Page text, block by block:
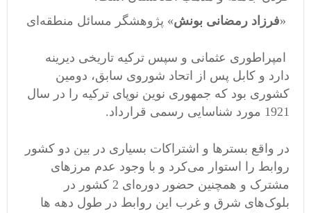
«فرزاد رمضانی بونش» پژوهشگر مسائل منطقه‌ای
امپراطوری عثمانی و سپس ترکیه تاریخی دیرینه
دارد و کابل پس از اتحاد شوروی سابق، دومین
کشوری بود که جمهوری نوین نوپای ترکیه را در سال
1921 مورد شناسایی رسمی قرارداد.
در واقع بسترها و اشتراکات بسیاری در بین دو کشور
روابط را استوار می‌کرد و با وجود عدم مرزهای
مشترک و همچنین حضور دوره‌ای 2 کشور در
بلوک‌های شرق و غرب این روابط در طول دهه ها